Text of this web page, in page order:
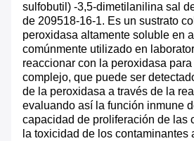
sulfobutil) -3,5-dimetilanilina sal
de 209518-16-1. Es un sustrato
peroxidasa altamente soluble en
comúnmente utilizado en
reaccionar con la peroxidasa para
complejo, que puede ser
de la peroxidasa a través de la
evaluando así la función inmune
capacidad de proliferación de las
la toxicidad de los contaminantes